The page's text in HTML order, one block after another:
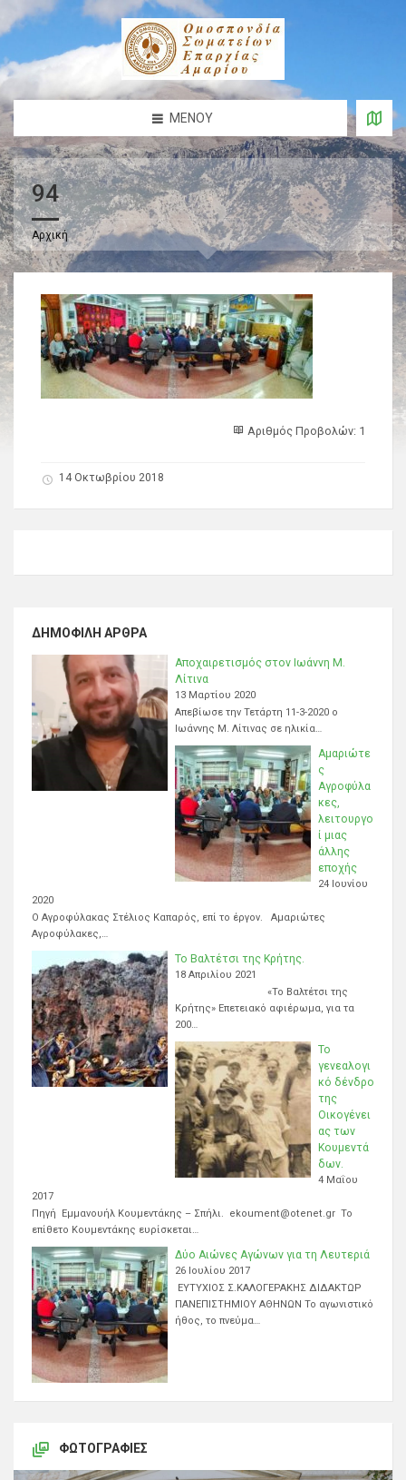
ΜΕΝΟΎ
94
Αρχική
Αριθμός Προβολών: 1
14 Οκτωβρίου 2018
ΔΗΜΟΦΙΛΉ ΆΡΘΡΑ
Αποχαιρετισμός στον Ιωάννη Μ.
Λίτινα
13 Μαρτίου 2020
Απεβίωσε την Τετάρτη 11-3-2020 ο
Ιωάννης Μ. Λίτινας σε ηλικία…
Αμαριώτε
ς
Αγροφύλα
κες,
λειτουργο
ί μιας
άλλης
εποχής
24 Ιουνίου
2020
Ο Αγροφύλακας Στέλιος Καπαρός, επί το έργον. Αμαριώτες
Αγροφύλακες,…
Το Βαλτέτσι της Κρήτης.
18 Απριλίου 2021
«Το Βαλτέτσι της
Κρήτης» Επετειακό αφιέρωμα, για τα
200…
Το
γενεαλογι
κό δένδρο
της
Οικογένει
ας των
Κουμεντά
δων.
4 Μαΐου
2017
Πηγή Εμμανουήλ Κουμεντάκης – Σπήλι. ekoument@otenet.gr Το
επίθετο Κουμεντάκης ευρίσκεται…
Δύο Αιώνες Αγώνων για τη Λευτεριά
26 Ιουλίου 2017
ΕΥΤΥΧΙΟΣ Σ.ΚΑΛΟΓΕΡΑΚΗΣ ΔΙΔΑΚΤΩΡ
ΠΑΝΕΠΙΣΤΗΜΙΟΥ ΑΘΗΝΩΝ Το αγωνιστικό
ήθος, το πνεύμα…
ΦΩΤΟΓΡΑΦΊΕΣ